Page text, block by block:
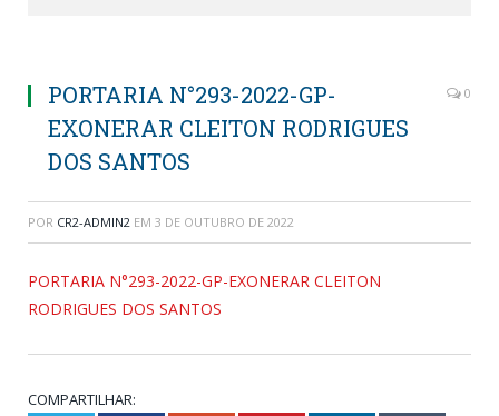
PORTARIA N°293-2022-GP-
EXONERAR CLEITON RODRIGUES
DOS SANTOS
0
POR CR2-ADMIN2 EM 3 DE OUTUBRO DE 2022
PORTARIA N°293-2022-GP-EXONERAR CLEITON
RODRIGUES DOS SANTOS
COMPARTILHAR: